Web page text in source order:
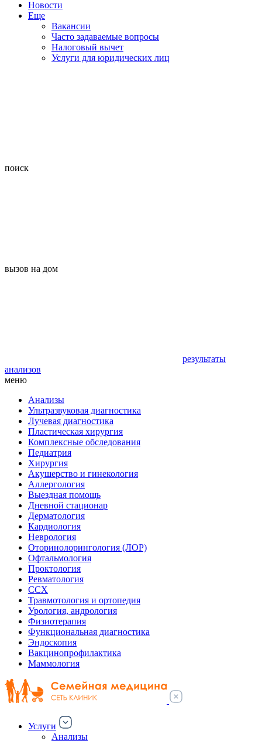
Новости
Еще
Вакансии
Часто задаваемые вопросы
Налоговый вычет
Услуги для юридических лиц
поиск
вызов на дом
результаты
анализов
меню
Анализы
Ультразвуковая диагностика
Лучевая диагностика
Пластическая хирургия
Комплексные обследования
Педиатрия
Хирургия
Акушерство и гинекология
Аллергология
Выездная помощь
Дневной стационар
Дерматология
Кардиология
Неврология
Оторинолорингология (ЛОР)
Офтальмология
Проктология
Ревматология
ССХ
Травмотология и ортопедия
Урология, андрология
Физиотерапия
Функциональная диагностика
Эндоскопия
Вакцинопрофилактика
Маммология
Услуги
Анализы